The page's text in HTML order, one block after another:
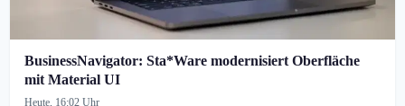
BusinessNavigator: Sta*Ware modernisiert Oberfläche
mit Material UI
Heute, 16:02 Uhr